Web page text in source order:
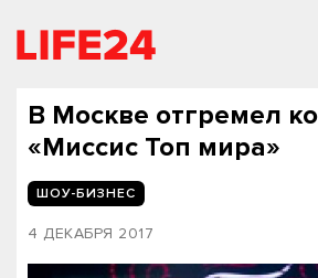
В Москве отгремел
«Миссис Топ мира»
ШОУ-БИЗНЕС
4 ДЕКАБРЯ 2017